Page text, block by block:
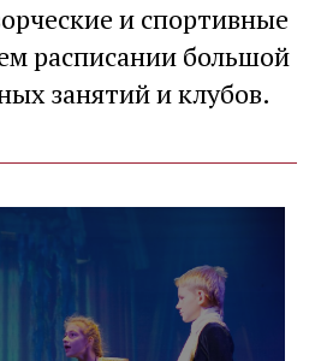
и спортивные
расписании большой
занятий и клубов.